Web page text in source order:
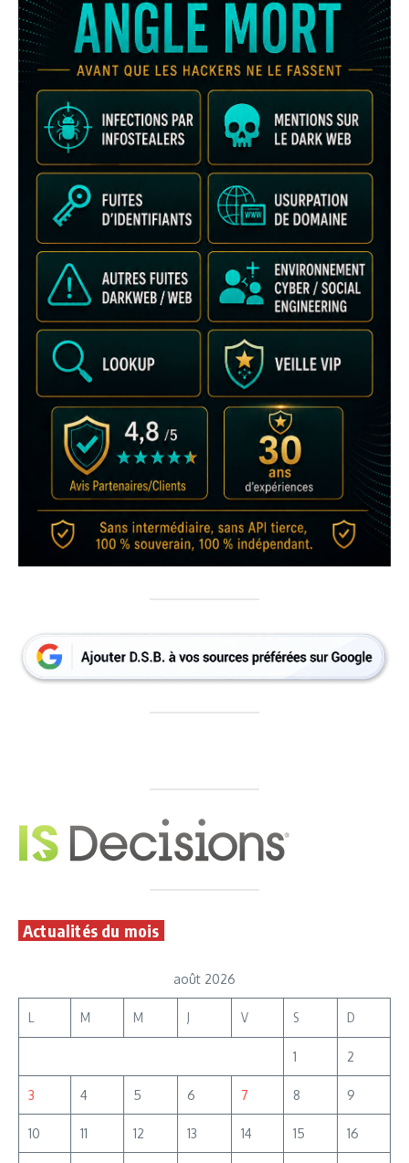
Actualités du mois
août 2026
L M M J V S D
1 2
3 4 5 6 7 8 9
10 11 12 13 14 15 16